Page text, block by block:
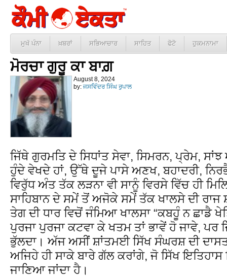
ਮੁਖੱ ਪੰਨਾ ਖ਼ਬਰਾਂ ਸਭਿਆਚਾਰ ਸਾਹਿਤ ਫੋਟੋ ਹੁਕਮਨਾਮਾ
ਮੋਰਚਾ ਗੁਰੂ ਕਾ ਬਾਗ਼
August 8, 2024
by: ਜਸਵਿੰਦਰ ਸਿੰਘ ਰੁਪਾਲ
ਜਿੱਥੇ ਗੁਰਮਤਿ ਦੇ ਸਿਧਾਂਤ ਸੇਵਾ, ਸਿਮਰਨ, ਪ੍ਰੇਮ,
ਹੁੰਦੇ ਵੇਖਦੇ ਹਾਂ, ਉੱਥੇ ਦੂਜੇ ਪਾਸੇ ਅਣਖ, ਬਹਾਦਰੀ,
ਵਿਰੁੱਧ ਅੰਤ ਤੱਕ ਲੜਨਾ ਵੀ ਸਾਨੂੰ ਵਿਰਸੇ ਵਿੱਚ ਹੀ
ਸਾਹਿਬਾਨ ਦੇ ਸਮੇਂ ਤੋਂ ਅਜੋਕੇ ਸਮੇਂ ਤੱਕ ਖਾਲਸੇ ਦੀ
ਤੇਗ ਦੀ ਧਾਰ ਵਿਚੋਂ ਜੰਮਿਆ ਖਾਲਸਾ “ਕਬਹੂੰ ਨ ਛਾਡੈ
ਪੁਰਜਾ ਪੁਰਜਾ ਕਟਵਾ ਕੇ ਖਤਮ ਤਾਂ ਭਾਵੇਂ ਹੋ ਜਾਵੇ, ਪਰ
ਭੁੱਲਦਾ। ਅੱਜ ਅਸੀਂ ਸ਼ਾਂਤਮਈ ਸਿੱਖ ਸੰਘਰਸ਼ ਦੀ
ਅਜਿਹੇ ਹੀ ਸਾਕੇ ਬਾਰੇ ਗੱਲ ਕਰਾਂਗੇ, ਜੋ ਸਿੱਖ ਇਤਿਹਾਸ
ਜਾਣਿਆ ਜਾਂਦਾ ਹੈ।